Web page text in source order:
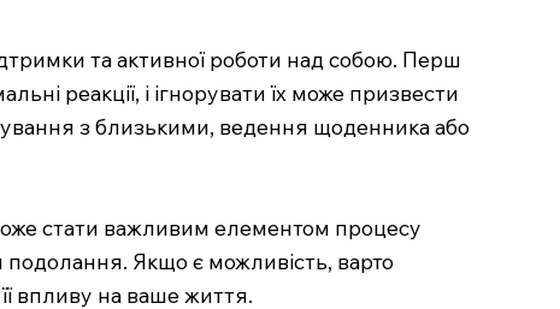
та активної роботи над собою. Перш
реакції, і ігнорувати їх може призвести
з близькими, ведення щоденника або
стати важливим елементом процесу
подолання. Якщо є можливість, варто
впливу на ваше життя.